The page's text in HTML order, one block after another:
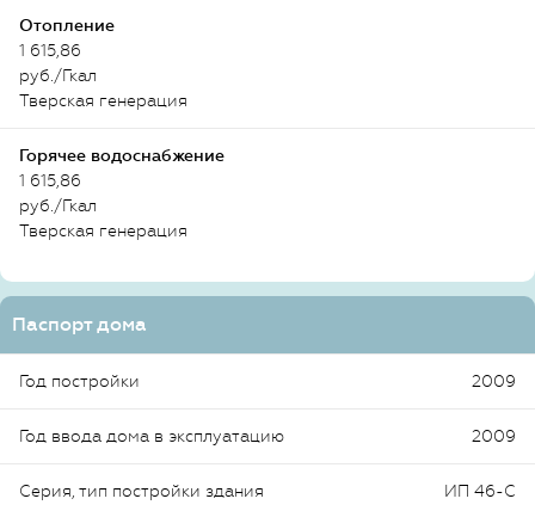
Отопление
1 615,86
руб./Гкал
Тверская генерация
Горячее водоснабжение
1 615,86
руб./Гкал
Тверская генерация
Паспорт дома
Год постройки 2009
Год ввода дома в эксплуатацию 2009
Серия, тип постройки здания ИП 46-С